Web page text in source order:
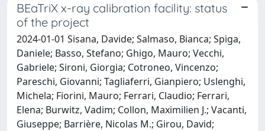
BEaTriX x-ray calibration facility: status
of the project
2024-01-01 Sisana, Davide; Salmaso, Bianca; Spiga,
Daniele; Basso, Stefano; Ghigo, Mauro; Vecchi,
Gabriele; Sironi, Giorgia; Cotroneo, Vincenzo;
Pareschi, Giovanni; Tagliaferri, Gianpiero; Uslenghi,
Michela; Fiorini, Mauro; Ferrari, Claudio; Ferrari,
Elena; Burwitz, Vadim; Collon, Maximilien J.; Vacanti,
Giuseppe; Barrière, Nicolas M.; Girou, David;